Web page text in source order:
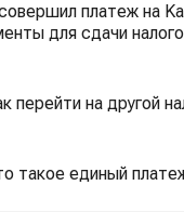
платеж на
для сдачи
перейти на другой
такое единый